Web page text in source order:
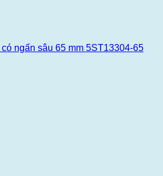
ngấn sâu 65 mm 5ST13304-65